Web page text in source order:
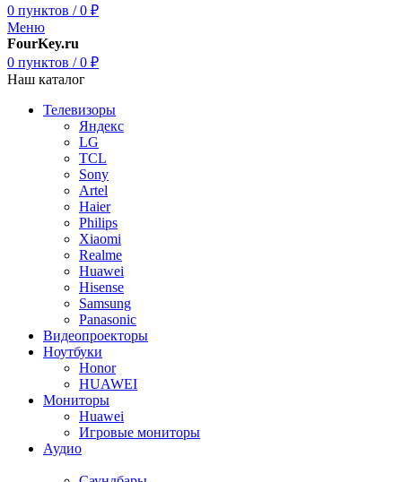
0 пунктов / 0 ₽
Меню
FourKey.ru
0 пунктов / 0 ₽
Наш каталог
Телевизоры
Яндекс
LG
TCL
Sony
Artel
Haier
Philips
Xiaomi
Realme
Huawei
Hisense
Samsung
Panasonic
Видеопроекторы
Ноутбуки
Honor
HUAWEI
Мониторы
Huawei
Игровые мониторы
Аудио